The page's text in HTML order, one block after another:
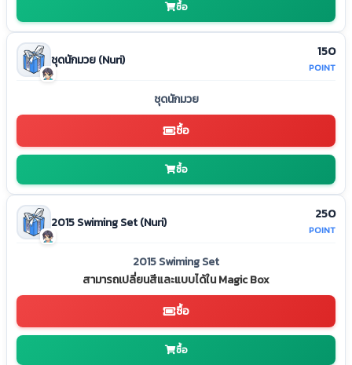
ซื้อ
ชุดนักมวย (Nuri)
ชุดนักมวย
150
POINT
ซื้อ
ซื้อ
2015 Swiming Set (Nuri)
2015 Swiming Set
สามารถเปลี่ยนสีและแบบได้ใน Magic Box
250
POINT
ซื้อ
ซื้อ